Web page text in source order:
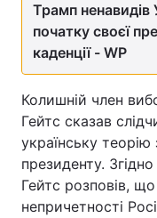
Трамп ненавидів
початку своєї
каденції - WP
Колишній член
Гейтс сказав
українську
президенту.
Гейтс розповів,
непричетності